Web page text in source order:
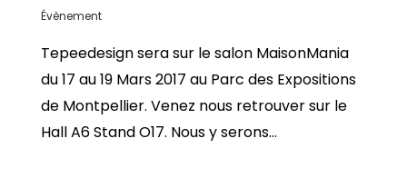
Évènement
Tepeedesign sera sur le salon MaisonMania
du 17 au 19 Mars 2017 au Parc des Expositions
de Montpellier. Venez nous retrouver sur le
Hall A6 Stand O17. Nous y serons…